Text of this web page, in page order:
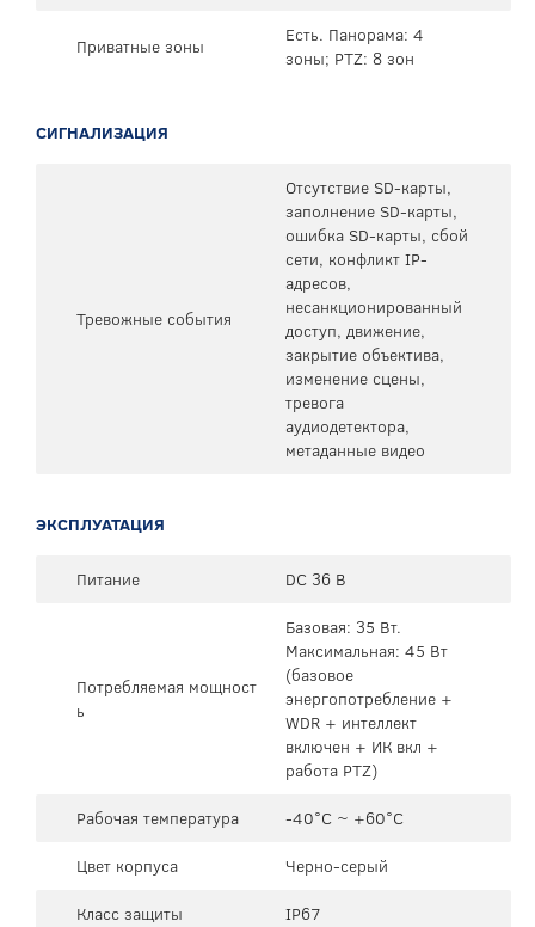
Приватные зоны
Есть. Панорама: 4
зоны; PTZ: 8 зон
СИГНАЛИЗАЦИЯ
Тревожные события
Отсутствие SD-карты,
заполнение SD-карты,
ошибка SD-карты, сбой
сети, конфликт IP-
адресов,
несанкционированный
доступ, движение,
закрытие объектива,
изменение сцены,
тревога
аудиодетектора,
метаданные видео
ЭКСПЛУАТАЦИЯ
Питание DC 36 В
Потребляемая мощност
ь
Базовая: 35 Вт.
Максимальная: 45 Вт
(базовое
энергопотребление +
WDR + интеллект
включен + ИК вкл +
работа PTZ)
Рабочая температура
-40°C ~ +60°C
Цвет корпуса
Черно-серый
Класс защиты
IP67